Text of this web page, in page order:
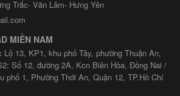
Trắc- Văn Lâm- Hưng Yên
MIỀN NAM
13, KP1, khu phố Tây, phường Thuận An,
Số 12, đường 2A, Kcn Biên Hòa, Đồng Nai /
phố 1, Phường Thới An, Quận 12, TP.Hồ Chí